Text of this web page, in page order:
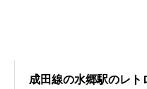
成田線の水郷駅のレト